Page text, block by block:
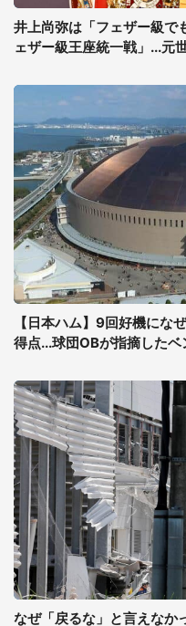
井上尚弥は「フェザー級で
ェザー級王座統一戦」...元
【日本ハム】9回好機にな
得点...球団OBが指摘したベ
なぜ「戻るな」と言えなか